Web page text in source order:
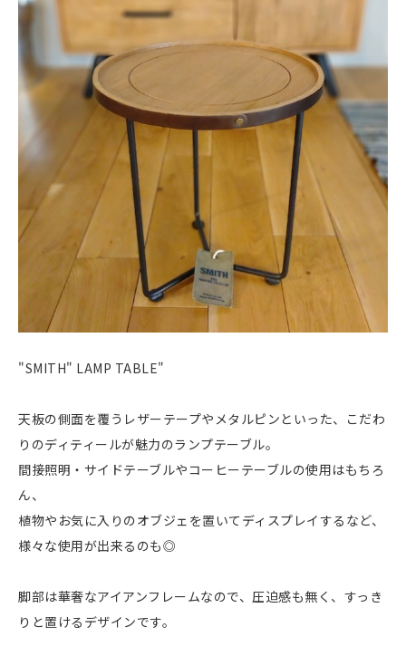
"SMITH" LAMP TABLE"
天板の側面を覆うレザーテープやメタルピンといった、こだわ
りのディティールが魅力のランプテーブル。
間接照明・サイドテーブルやコーヒーテーブルの使用はもちろ
ん、
植物やお気に入りのオブジェを置いてディスプレイするなど、
様々な使用が出来るのも◎
脚部は華奢なアイアンフレームなので、圧迫感も無く、すっき
りと置けるデザインです。